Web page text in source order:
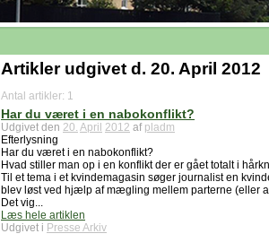
Artikler udgivet d. 20. April 2012
Antal artikler: 1
Har du været i en nabokonflikt?
Udgivet den 20. April 2012 af pladm
Efterlysning
Har du været i en nabokonflikt?
Hvad stiller man op i en konflikt der er gået totalt i
Til et tema i et kvindemagasin søger journalist en
blev løst ved hjælp af mægling mellem parterne (eller
Det vig...
Læs hele artiklen
Udgivet i Presse Arkiv